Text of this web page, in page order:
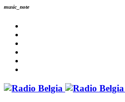
music_note